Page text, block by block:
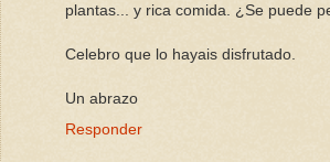
plantas... y rica comida. ¿Se puede
Celebro que lo hayais disfrutado.
Un abrazo
Responder